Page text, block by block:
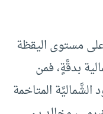
مستوى اليقظة
بدقَّةٍ، فمن
المتاخمة